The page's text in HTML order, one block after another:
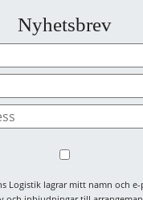
Nyhetsbrev
Logistik lagrar mitt namn och